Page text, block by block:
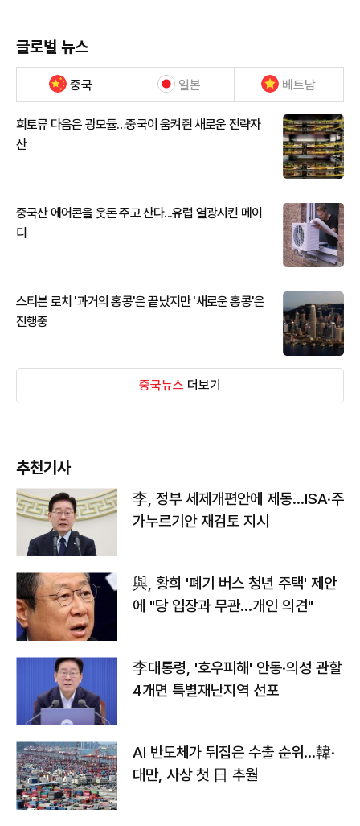
글로벌 뉴스
중국 일본 베트남
희토류 다음은 광모듈…중국이 움켜쥔 새로운 전략자
산
중국산 에어콘을 웃돈 주고 산다...유럽 열광시킨 메이
디
스티븐 로치 '과거의 홍콩'은 끝났지만 '새로운 홍콩'은
진행중
중국뉴스 더보기
추천기사
李, 정부 세제개편안에 제동…ISA·주
가누르기안 재검토 지시
與, 황희 '폐기 버스 청년 주택' 제안
에 "당 입장과 무관…개인 의견"
李대통령, '호우피해' 안동·의성 관할
4개면 특별재난지역 선포
AI 반도체가 뒤집은 수출 순위…韓·
대만, 사상 첫 日 추월